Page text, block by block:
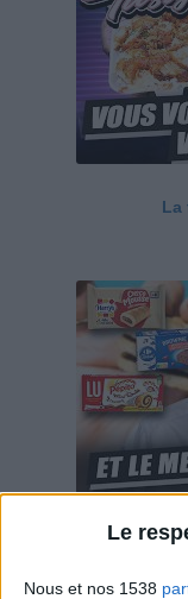
Le
Nous et nos 1538
La
Savane, LU,